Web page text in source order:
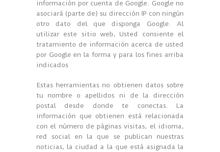
información por cuenta de Google. Google no
asociará (parte de) su dirección IP con ningún
otro dato del que disponga Google. Al
utilizar este sitio web, Usted consiente el
tratamiento de información acerca de usted
por Google en la forma y para los fines arriba
indicados
Estas herramientas no obtienen datos sobre
tu nombre o apellidos ni de la dirección
postal desde donde te conectas. La
información que obtienen está relacionada
con el número de páginas visitas, el idioma,
red social en la que se publican nuestras
noticias, la ciudad a la que está asignada la